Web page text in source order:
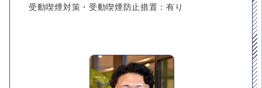
受動喫煙対策・受動喫煙防止措置：有り